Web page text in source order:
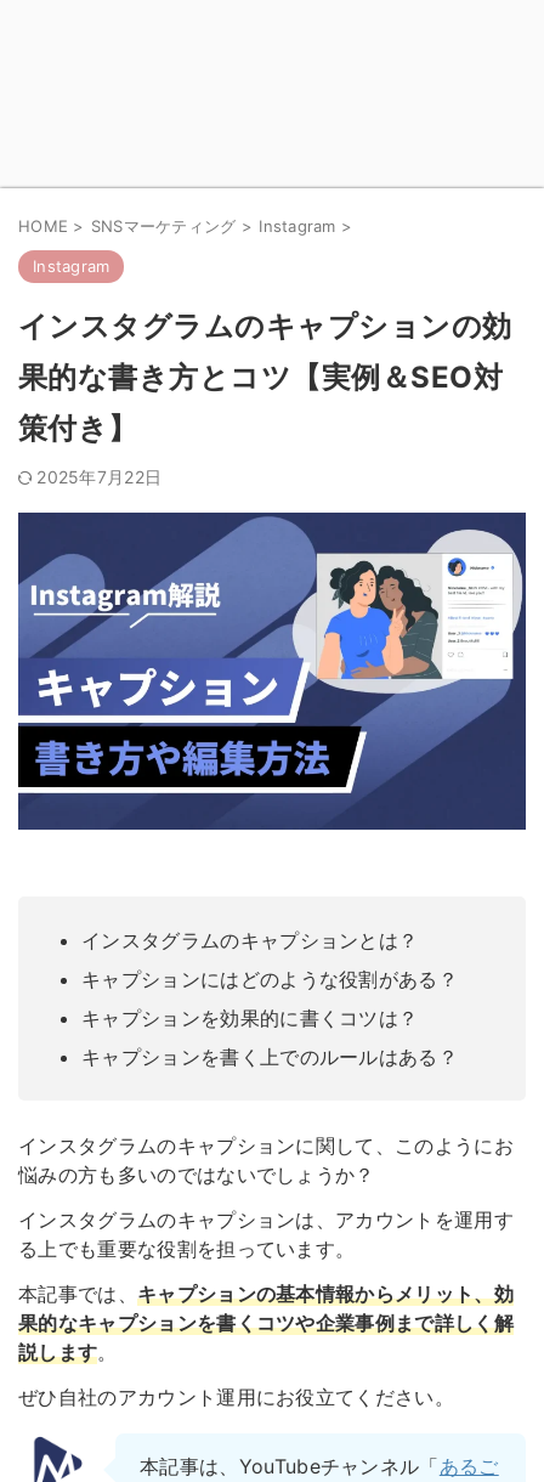
HOME > SNSマーケティング > Instagram >
Instagram
インスタグラムのキャプションの効
果的な書き方とコツ【実例＆SEO対
策付き】
2025年7月22日
インスタグラムのキャプションとは？
キャプションにはどのような役割がある？
キャプションを効果的に書くコツは？
キャプションを書く上でのルールはある？
インスタグラムのキャプションに関して、このようにお
悩みの方も多いのではないでしょうか？
インスタグラムのキャプションは、アカウントを運用す
る上でも重要な役割を担っています。
本記事では、 キャプションの基本情報からメリット、効
果的なキャプションを書くコツや企業事例まで詳しく解
説します。
ぜひ自社のアカウント運用にお役立てください。
本記事は、YouTubeチャンネル「あるご